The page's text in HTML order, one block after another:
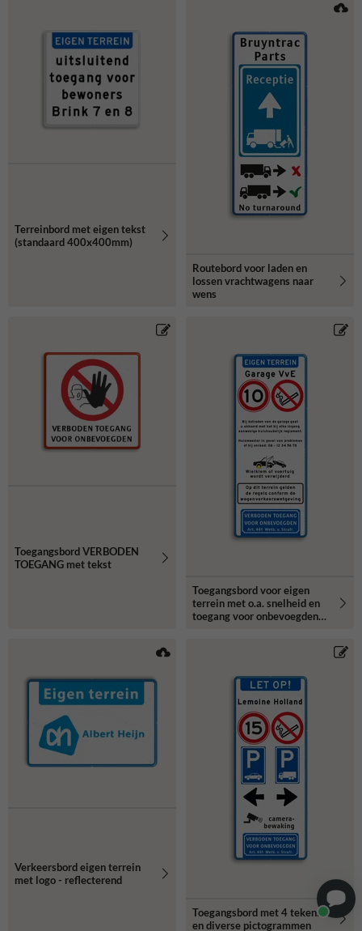
Terreinbord met eigen tekst
(standaard 400x400mm)
Routebord voor laden en
lossen vrachtwagens naar
wens
Toegangsbord VERBODEN
TOEGANG met tekst
Toegangsbord voor eigen
terrein met o.a. snelheid en
toegang voor onbevoegden
Verkeersbord eigen terrein
met logo - reflecterend
Toegangsbord met 4 tekens
en diverse pictogrammen